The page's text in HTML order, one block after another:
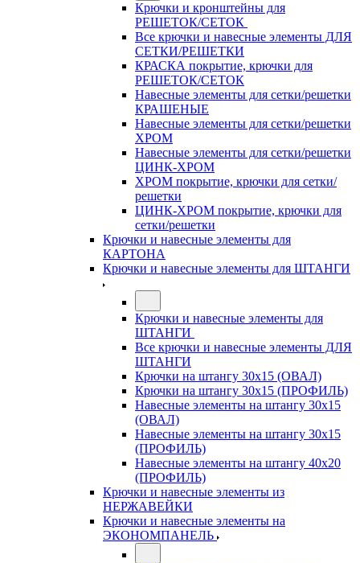
Крючки и кронштейны для
РЕШЕТОК/СЕТОК
Все крючки и навесные элементы ДЛЯ
СЕТКИ/РЕШЕТКИ
КРАСКА покрытие, крючки для
РЕШЕТОК/СЕТОК
Навесные элементы для сетки/решетки
КРАШЕНЫЕ
Навесные элементы для сетки/решетки
ХРОМ
Навесные элементы для сетки/решетки
ЦИНК-ХРОМ
ХРОМ покрытие, крючки для сетки/
решетки
ЦИНК-ХРОМ покрытие, крючки для
сетки/решетки
Крючки и навесные элементы для
КАРТОНА
Крючки и навесные элементы для ШТАНГИ
Крючки и навесные элементы для
ШТАНГИ
Все крючки и навесные элементы ДЛЯ
ШТАНГИ
Крючки на штангу 30х15 (ОВАЛ)
Крючки на штангу 30х15 (ПРОФИЛЬ)
Навесные элементы на штангу 30х15
(ОВАЛ)
Навесные элементы на штангу 30х15
(ПРОФИЛЬ)
Навесные элементы на штангу 40х20
(ПРОФИЛЬ)
Крючки и навесные элементы из
НЕРЖАВЕЙКИ
Крючки и навесные элементы на
ЭКОНОМПАНЕЛЬ